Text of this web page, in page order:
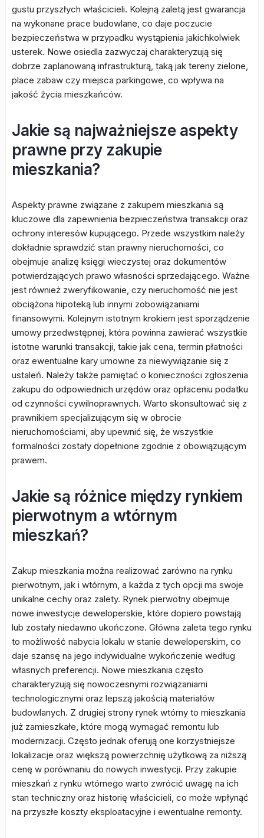
gustu przyszłych właścicieli. Kolejną zaletą jest gwarancja
na wykonane prace budowlane, co daje poczucie
bezpieczeństwa w przypadku wystąpienia jakichkolwiek
usterek. Nowe osiedla zazwyczaj charakteryzują się
dobrze zaplanowaną infrastrukturą, taką jak tereny zielone,
place zabaw czy miejsca parkingowe, co wpływa na
jakość życia mieszkańców.
Jakie są najważniejsze aspekty
prawne przy zakupie
mieszkania?
Aspekty prawne związane z zakupem mieszkania są
kluczowe dla zapewnienia bezpieczeństwa transakcji oraz
ochrony interesów kupującego. Przede wszystkim należy
dokładnie sprawdzić stan prawny nieruchomości, co
obejmuje analizę księgi wieczystej oraz dokumentów
potwierdzających prawo własności sprzedającego. Ważne
jest również zweryfikowanie, czy nieruchomość nie jest
obciążona hipoteką lub innymi zobowiązaniami
finansowymi. Kolejnym istotnym krokiem jest sporządzenie
umowy przedwstępnej, która powinna zawierać wszystkie
istotne warunki transakcji, takie jak cena, termin płatności
oraz ewentualne kary umowne za niewywiązanie się z
ustaleń. Należy także pamiętać o konieczności zgłoszenia
zakupu do odpowiednich urzędów oraz opłaceniu podatku
od czynności cywilnoprawnych. Warto skonsultować się z
prawnikiem specjalizującym się w obrocie
nieruchomościami, aby upewnić się, że wszystkie
formalności zostały dopełnione zgodnie z obowiązującym
prawem.
Jakie są różnice między rynkiem
pierwotnym a wtórnym
mieszkań?
Zakup mieszkania można realizować zarówno na rynku
pierwotnym, jak i wtórnym, a każda z tych opcji ma swoje
unikalne cechy oraz zalety. Rynek pierwotny obejmuje
nowe inwestycje deweloperskie, które dopiero powstają
lub zostały niedawno ukończone. Główna zaleta tego rynku
to możliwość nabycia lokalu w stanie deweloperskim, co
daje szansę na jego indywidualne wykończenie według
własnych preferencji. Nowe mieszkania często
charakteryzują się nowoczesnymi rozwiązaniami
technologicznymi oraz lepszą jakością materiałów
budowlanych. Z drugiej strony rynek wtórny to mieszkania
już zamieszkałe, które mogą wymagać remontu lub
modernizacji. Często jednak oferują one korzystniejsze
lokalizacje oraz większą powierzchnię użytkową za niższą
cenę w porównaniu do nowych inwestycji. Przy zakupie
mieszkań z rynku wtórnego warto zwrócić uwagę na ich
stan techniczny oraz historię właścicieli, co może wpłynąć
na przyszłe koszty eksploatacyjne i ewentualne remonty.